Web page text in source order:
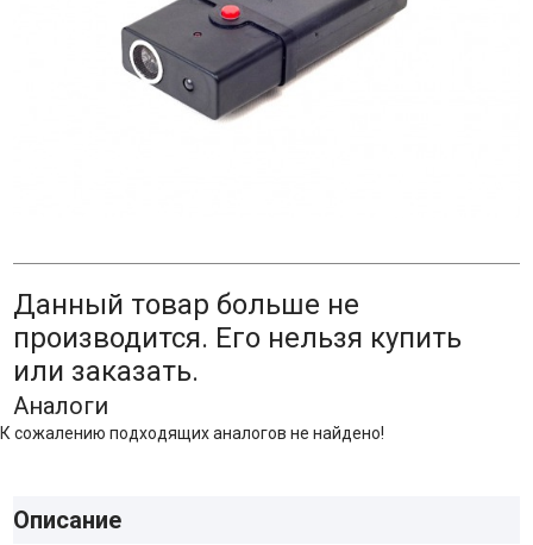
Данный товар больше не
производится. Его нельзя купить
или заказать.
Аналоги
К сожалению подходящих аналогов не найдено!
Описание